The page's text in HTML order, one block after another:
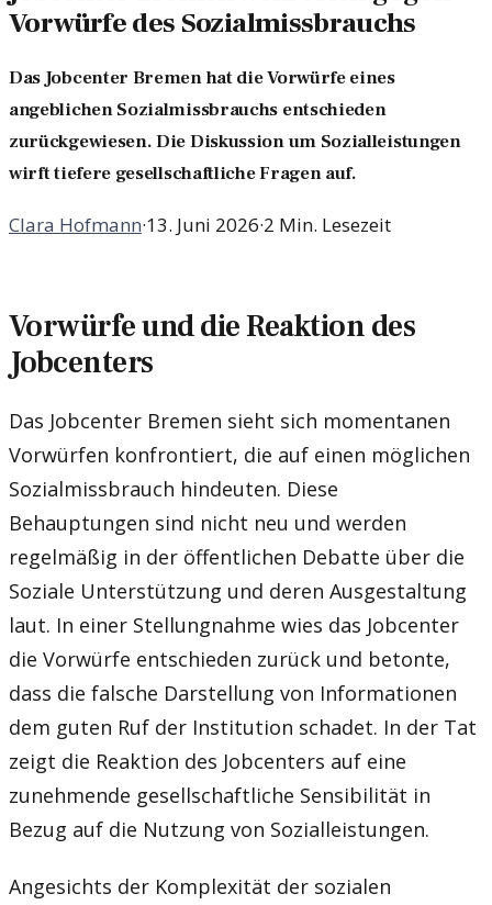
Vorwürfe des Sozialmissbrauchs
Das Jobcenter Bremen hat die Vorwürfe eines
angeblichen Sozialmissbrauchs entschieden
zurückgewiesen. Die Diskussion um Sozialleistungen
wirft tiefere gesellschaftliche Fragen auf.
Clara Hofmann·13. Juni 2026·2 Min. Lesezeit
Vorwürfe und die Reaktion des
Jobcenters
Das Jobcenter Bremen sieht sich momentanen
Vorwürfen konfrontiert, die auf einen möglichen
Sozialmissbrauch hindeuten. Diese
Behauptungen sind nicht neu und werden
regelmäßig in der öffentlichen Debatte über die
Soziale Unterstützung und deren Ausgestaltung
laut. In einer Stellungnahme wies das Jobcenter
die Vorwürfe entschieden zurück und betonte,
dass die falsche Darstellung von Informationen
dem guten Ruf der Institution schadet. In der Tat
zeigt die Reaktion des Jobcenters auf eine
zunehmende gesellschaftliche Sensibilität in
Bezug auf die Nutzung von Sozialleistungen.
Angesichts der Komplexität der sozialen